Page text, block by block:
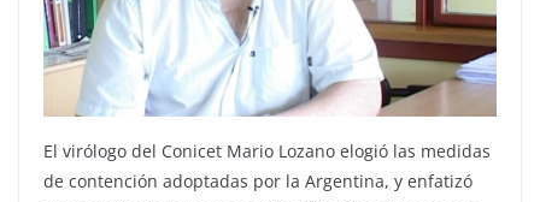
El virólogo del Conicet Mario Lozano elogió las medidas
de contención adoptadas por la Argentina, y enfatizó